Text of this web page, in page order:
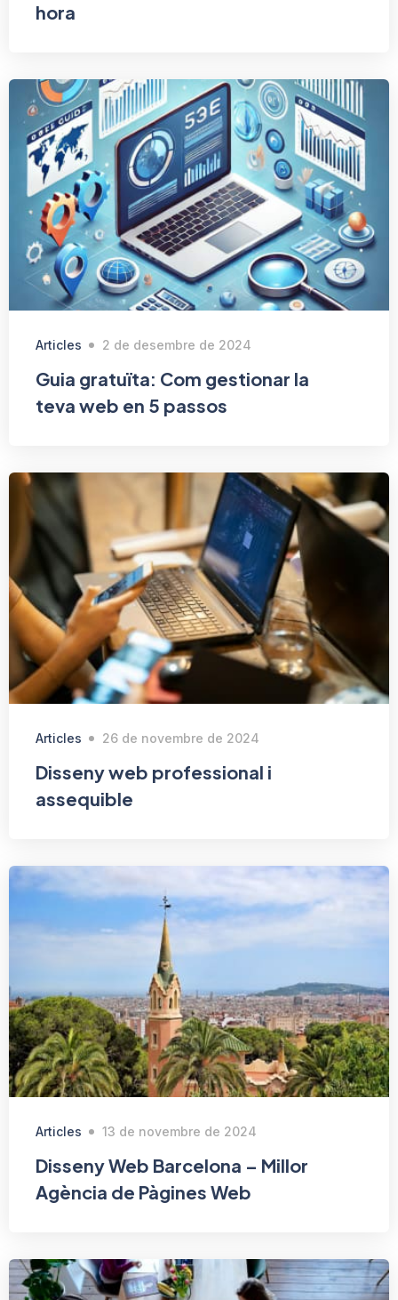
hora
Articles 2 de desembre de 2024
Guia gratuïta: Com gestionar la
teva web en 5 passos
Articles 26 de novembre de 2024
Disseny web professional i
assequible
Articles 13 de novembre de 2024
Disseny Web Barcelona – Millor
Agència de Pàgines Web